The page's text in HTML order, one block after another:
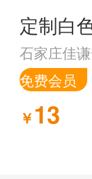
石家庄佳
免费会员
￥13